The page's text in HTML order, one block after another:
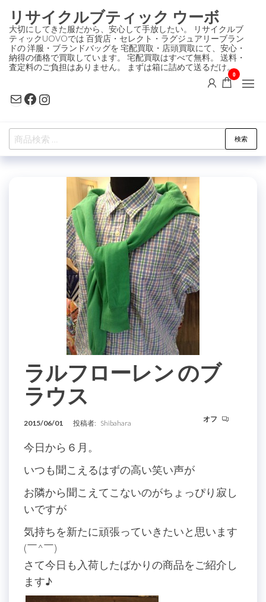
ン
テ
ン
ツ
プ
リサイクルブティック ウーボ
大切にしてきた服だから、安心して手放したい。 リサイクルブ
ティックUOVOでは 百貨店・セレクト・ラグジュアリーブラン
ドの 洋服・ブランドバッグを 宅配買取・店頭買取にて、安心・
納得の価格で買取しています。 宅配買取はすべて無料。 送料・
査定料のご負担はありません。 まずは箱に詰めて送るだけ。
MailFacebook
Instagram
0
検
索
検索
ラルフローレン のブ
ラウス
2015/06/01 投稿者: Shibahara オフ
今日から６月。
いつも聞こえるはずの高い笑い声が
お隣から聞こえてこないのがちょっぴり寂し
いですが
気持ちを新たに頑張っていきたいと思います
(￣^￣)ゞ
さて今日も入荷したばかりの商品をご紹介し
ます♪